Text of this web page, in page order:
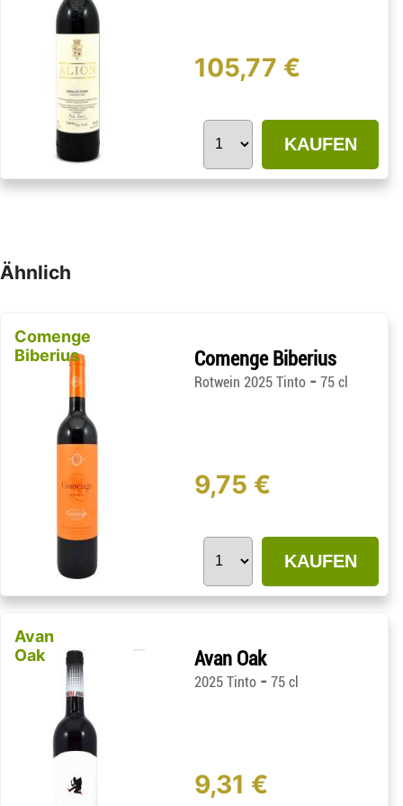
105,77 €
KAUFEN
Ähnlich
Comenge
Biberius
Comenge Biberius
Rotwein 2025 Tinto -75 cl
9,75 €
KAUFEN
Avan
Oak
Avan Oak
2025 Tinto -75 cl
9,31 €